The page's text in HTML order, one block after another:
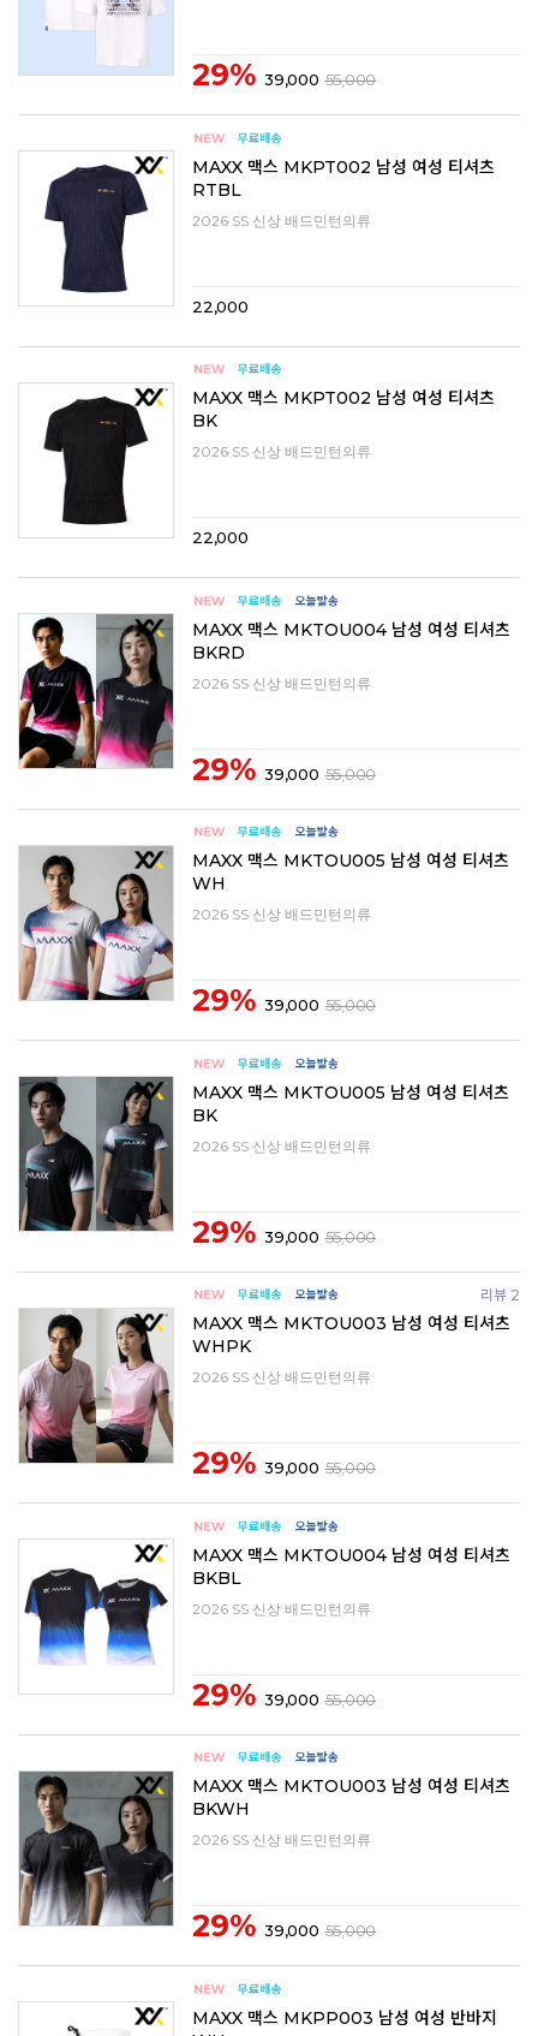
29% 39,000 55,000
MAXX 맥스 MKPT002 남성 여성 티셔츠
RTBL
2026 SS 신상 배드민턴의류
22,000
MAXX 맥스 MKPT002 남성 여성 티셔츠
BK
2026 SS 신상 배드민턴의류
22,000
MAXX 맥스 MKTOU004 남성 여성 티셔츠
BKRD
2026 SS 신상 배드민턴의류
29% 39,000 55,000
MAXX 맥스 MKTOU005 남성 여성 티셔츠
WH
2026 SS 신상 배드민턴의류
29% 39,000 55,000
MAXX 맥스 MKTOU005 남성 여성 티셔츠
BK
2026 SS 신상 배드민턴의류
29% 39,000 55,000
리뷰 2
MAXX 맥스 MKTOU003 남성 여성 티셔츠
WHPK
2026 SS 신상 배드민턴의류
29% 39,000 55,000
MAXX 맥스 MKTOU004 남성 여성 티셔츠
BKBL
2026 SS 신상 배드민턴의류
29% 39,000 55,000
MAXX 맥스 MKTOU003 남성 여성 티셔츠
BKWH
2026 SS 신상 배드민턴의류
29% 39,000 55,000
MAXX 맥스 MKPP003 남성 여성 반바지